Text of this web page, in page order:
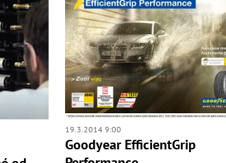
19.3.2014 9:00
Goodyear EfficientGrip